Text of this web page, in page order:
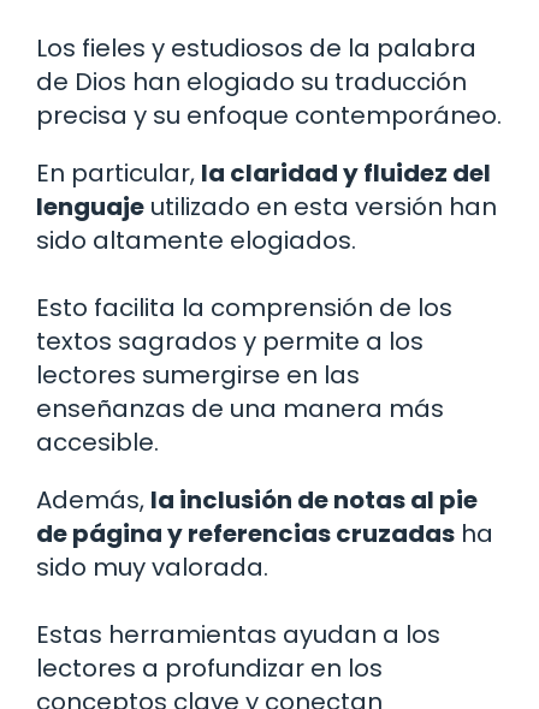
Los fieles y estudiosos de la palabra
de Dios han elogiado su traducción
precisa y su enfoque contemporáneo.
En particular, la claridad y fluidez del
lenguaje utilizado en esta versión han
sido altamente elogiados.
Esto facilita la comprensión de los
textos sagrados y permite a los
lectores sumergirse en las
enseñanzas de una manera más
accesible.
Además, la inclusión de notas al pie
de página y referencias cruzadas ha
sido muy valorada.
Estas herramientas ayudan a los
lectores a profundizar en los
conceptos clave y conectan